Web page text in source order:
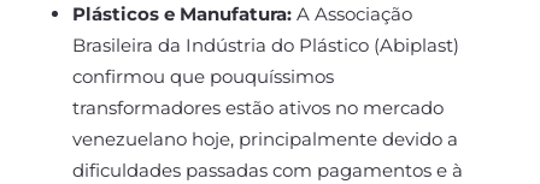
Plásticos e Manufatura:A Associação
Brasileira da Indústria do Plástico (Abiplast)
confirmou que pouquíssimos
transformadores estão ativos no mercado
venezuelano hoje, principalmente devido a
dificuldades passadas com pagamentos e à